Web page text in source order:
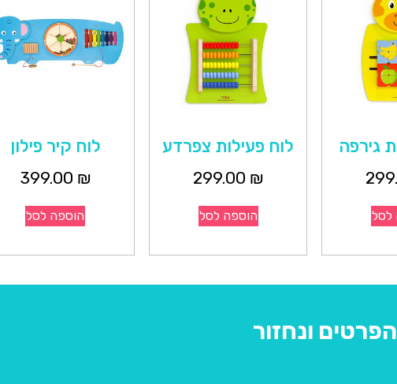
גירפה
לסל
לוח פעילות צפרדע
299.00 ₪
הוספה לסל
לוח קיר פילון
399.00 ₪
הוספה לסל
ונחזור